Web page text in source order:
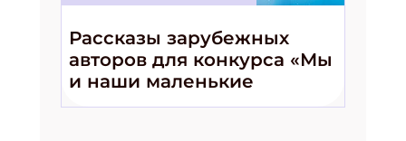
Рассказы зарубежных
авторов для конкурса «Мы
и наши маленькие
волшебники!»